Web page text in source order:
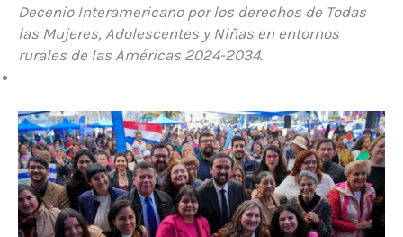
Decenio Interamericano por los derechos de Todas
las Mujeres, Adolescentes y Niñas en entornos
rurales de las Américas 2024-2034.